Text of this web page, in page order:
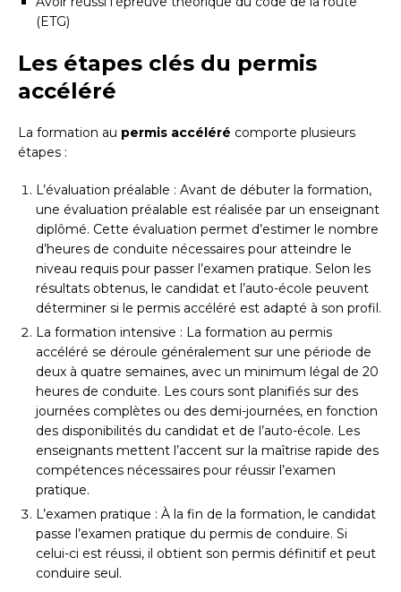
(ETG)
Les étapes clés du permis
accéléré
La formation au permis accéléré comporte plusieurs
étapes :
L’évaluation préalable : Avant de débuter la formation,
une évaluation préalable est réalisée par un enseignant
diplômé. Cette évaluation permet d’estimer le nombre
d’heures de conduite nécessaires pour atteindre le
niveau requis pour passer l’examen pratique. Selon les
résultats obtenus, le candidat et l’auto-école peuvent
déterminer si le permis accéléré est adapté à son profil.
La formation intensive : La formation au permis
accéléré se déroule généralement sur une période de
deux à quatre semaines, avec un minimum légal de 20
heures de conduite. Les cours sont planifiés sur des
journées complètes ou des demi-journées, en fonction
des disponibilités du candidat et de l’auto-école. Les
enseignants mettent l’accent sur la maîtrise rapide des
compétences nécessaires pour réussir l’examen
pratique.
L’examen pratique : À la fin de la formation, le candidat
passe l’examen pratique du permis de conduire. Si
celui-ci est réussi, il obtient son permis définitif et peut
conduire seul.